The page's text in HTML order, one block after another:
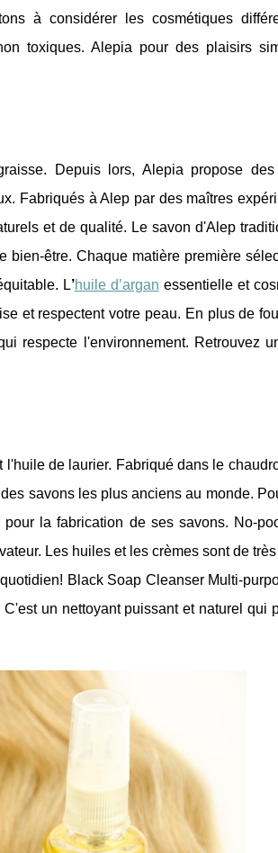
à considérer les cosmétiques
toxiques. Alepia pour des plaisirs
Depuis lors, Alepia propose des
Fabriqués à Alep par des maîtres
et de qualité. Le savon d'Alep
bien-être. Chaque matière première
L’huile d’argan essentielle et
et respectent votre peau. En plus de
respecte l'environnement. Retrouvez
de laurier. Fabriqué dans le
savons les plus anciens au monde.
la fabrication de ses savons. No-
Les huiles et les crèmes sont de
Black Soap Cleanser Multi-
un nettoyant puissant et naturel qui